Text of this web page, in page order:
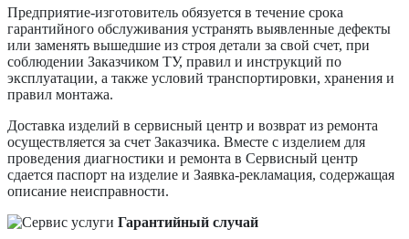
Предприятие-изготовитель обязуется в течение срока
гарантийного обслуживания устранять выявленные дефекты
или заменять вышедшие из строя детали за свой счет, при
соблюдении Заказчиком ТУ, правил и инструкций по
эксплуатации, а также условий транспортировки, хранения и
правил монтажа.
Доставка изделий в сервисный центр и возврат из ремонта
осуществляется за счет Заказчика. Вместе с изделием для
проведения диагностики и ремонта в Сервисный центр
сдается паспорт на изделие и Заявка-рекламация, содержащая
описание неисправности.
Гарантийный случай